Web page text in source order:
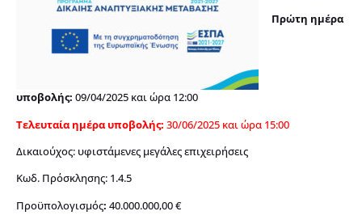
Πρώτη ημέρα
υποβολής: 09/04/2025 και ώρα 12:00
Τελευταία ημέρα υποβολής: 30/06/2025 και ώρα 15:00
Δικαιούχος: υφιστάμενες μεγάλες επιχειρήσεις
Κωδ. Πρόσκλησης: 1.4.5
Προϋπολογισμός: 40.000.000,00 €